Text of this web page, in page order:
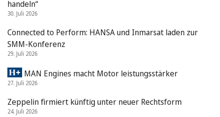
handeln“
30. Juli 2026
Connected to Perform: HANSA und Inmarsat laden zur
SMM-Konferenz
29. Juli 2026
MAN Engines macht Motor leistungsstärker
27. Juli 2026
Zeppelin firmiert künftig unter neuer Rechtsform
24. Juli 2026